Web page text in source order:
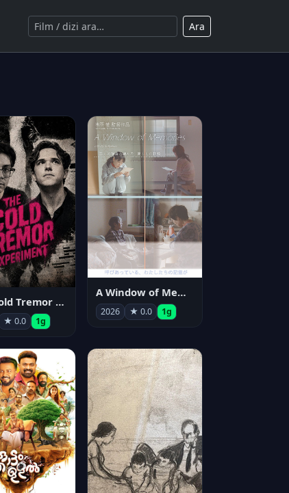
Ara
The Cold Tremor Experiment
★ 0.0 1g
A Window of Memories
2026 ★ 0.0 1g